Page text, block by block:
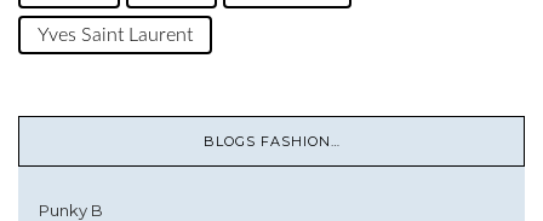
Yves Saint Laurent
BLOGS FASHION…
Punky B